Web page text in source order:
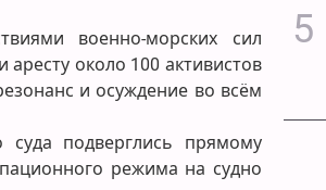
военно-морских сил
около 100 активистов
и осуждение во всём
подверглись прямому
режима на судно